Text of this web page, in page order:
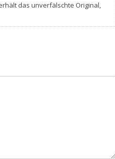
das unverfälschte Original,